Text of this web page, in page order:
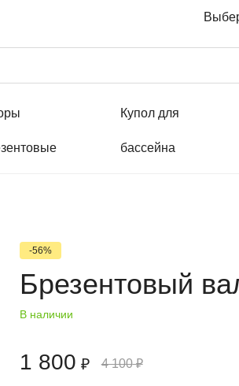
Купол для
бассейна
-56%
Брезентовый
В наличии
1 800 ₽ 4 100₽